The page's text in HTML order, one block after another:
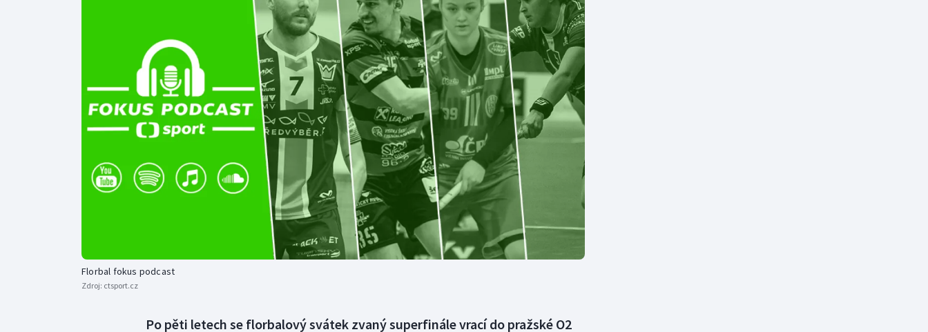
Curling
Dostihy
Futsal
Gymnastika
Moderní pětiboj
Motorsport
Olympijské hry
Parasport
Plavání
Plážový volejbal
Triatlon
Veslování
Vodní slalom
Volejbal
Ostatní
Florbal fokus podcast
Zdroj: ctsport.cz
Po pěti letech se florbalový svátek zvaný superfinále vrací do pražské O2